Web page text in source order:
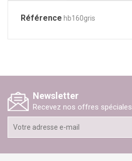
Référence hb160gris
Newsletter
Recevez nos offres spéciales